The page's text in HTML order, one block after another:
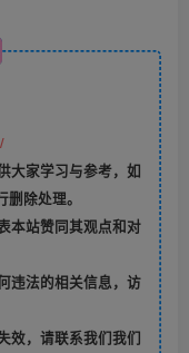
大家学习与参考，如
除处理。
本站赞同其观点和对
违法的相关信息，访
效，请联系我们我们